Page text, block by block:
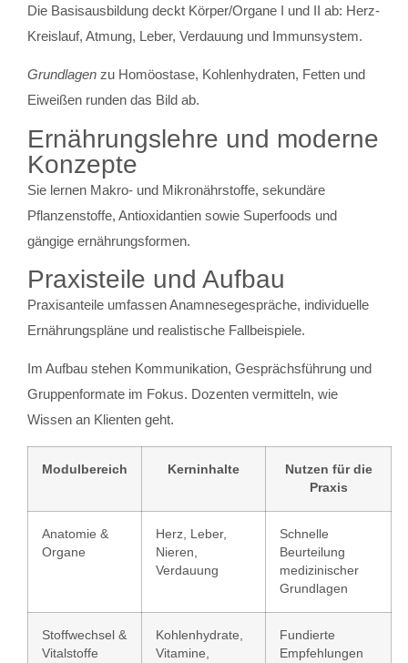
Die Basisausbildung deckt Körper/Organe I und II ab: Herz-
Kreislauf, Atmung, Leber, Verdauung und Immunsystem.
Grundlagen zu Homöostase, Kohlenhydraten, Fetten und
Eiweißen runden das Bild ab.
Ernährungslehre und moderne
Konzepte
Sie lernen Makro- und Mikronährstoffe, sekundäre
Pflanzenstoffe, Antioxidantien sowie Superfoods und
gängige ernährungsformen.
Praxisteile und Aufbau
Praxisanteile umfassen Anamnesegespräche, individuelle
Ernährungspläne und realistische Fallbeispiele.
Im Aufbau stehen Kommunikation, Gesprächsführung und
Gruppenformate im Fokus. Dozenten vermitteln, wie
Wissen an Klienten geht.
Modulbereich Kerninhalte
Nutzen für die
Praxis
Anatomie &
Organe
Herz, Leber,
Nieren,
Verdauung
Schnelle
Beurteilung
medizinischer
Grundlagen
Stoffwechsel &
Vitalstoffe
Kohlenhydrate,
Vitamine,
Fundierte
Empfehlungen